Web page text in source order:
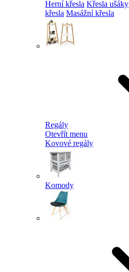
Herní křesla Křesla ušáky
křesla Masážní křesla
Regály
Otevřít menu
Kovové regály
Komody